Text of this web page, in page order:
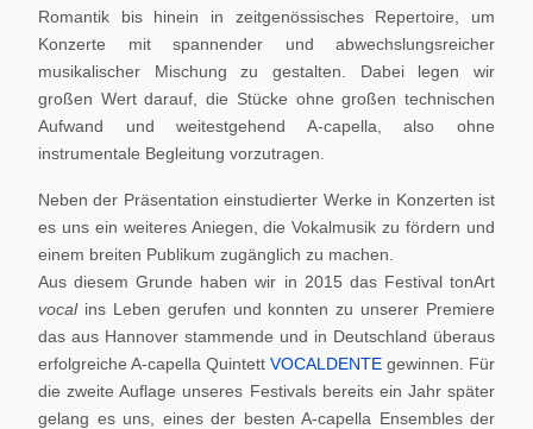
Romantik bis hinein in zeitgenössisches Repertoire, um
Konzerte mit spannender und abwechslungsreicher
musikalischer Mischung zu gestalten. Dabei legen wir
großen Wert darauf, die Stücke ohne großen technischen
Aufwand und weitestgehend A-capella, also ohne
instrumentale Begleitung vorzutragen.
Neben der Präsentation einstudierter Werke in Konzerten ist
es uns ein weiteres Aniegen, die Vokalmusik zu fördern und
einem breiten Publikum zugänglich zu machen.
Aus diesem Grunde haben wir in 2015 das Festival tonArt
vocal ins Leben gerufen und konnten zu unserer Premiere
das aus Hannover stammende und in Deutschland überaus
erfolgreiche A-capella Quintett VOCALDENTE gewinnen. Für
die zweite Auflage unseres Festivals bereits ein Jahr später
gelang es uns, eines der besten A-capella Ensembles der